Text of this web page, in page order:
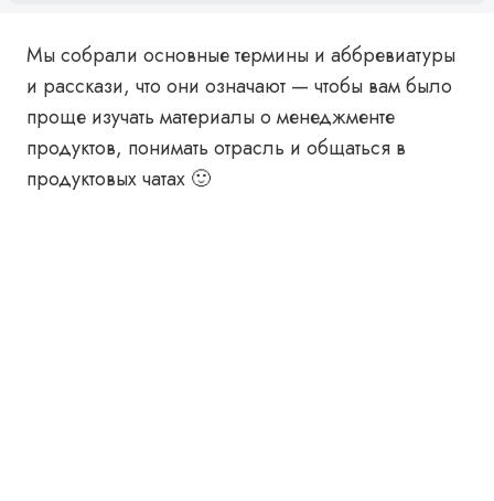
Мы собрали основные термины и аббревиатуры
и расскази, что они означают — чтобы вам было
проще изучать материалы о менеджменте
продуктов, понимать отрасль и общаться в
продуктовых чатах 🙂